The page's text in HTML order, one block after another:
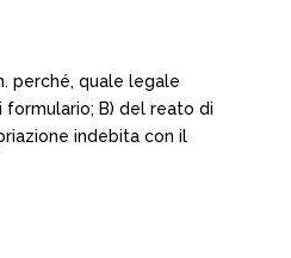
perché, quale legale
B) del reato di
indebita con il